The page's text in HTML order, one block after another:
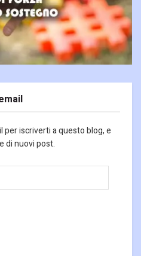
iscriverti a questo blog, e
di nuovi post.